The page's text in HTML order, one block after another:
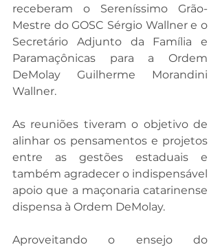
receberam o Sereníssimo Grão-
Mestre do GOSC Sérgio Wallner e o
Secretário Adjunto da Família e
Paramaçônicas para a Ordem
DeMolay Guilherme Morandini
Wallner.
As reuniões tiveram o objetivo de
alinhar os pensamentos e projetos
entre as gestões estaduais e
também agradecer o indispensável
apoio que a maçonaria catarinense
dispensa à Ordem DeMolay.
Aproveitando o ensejo do